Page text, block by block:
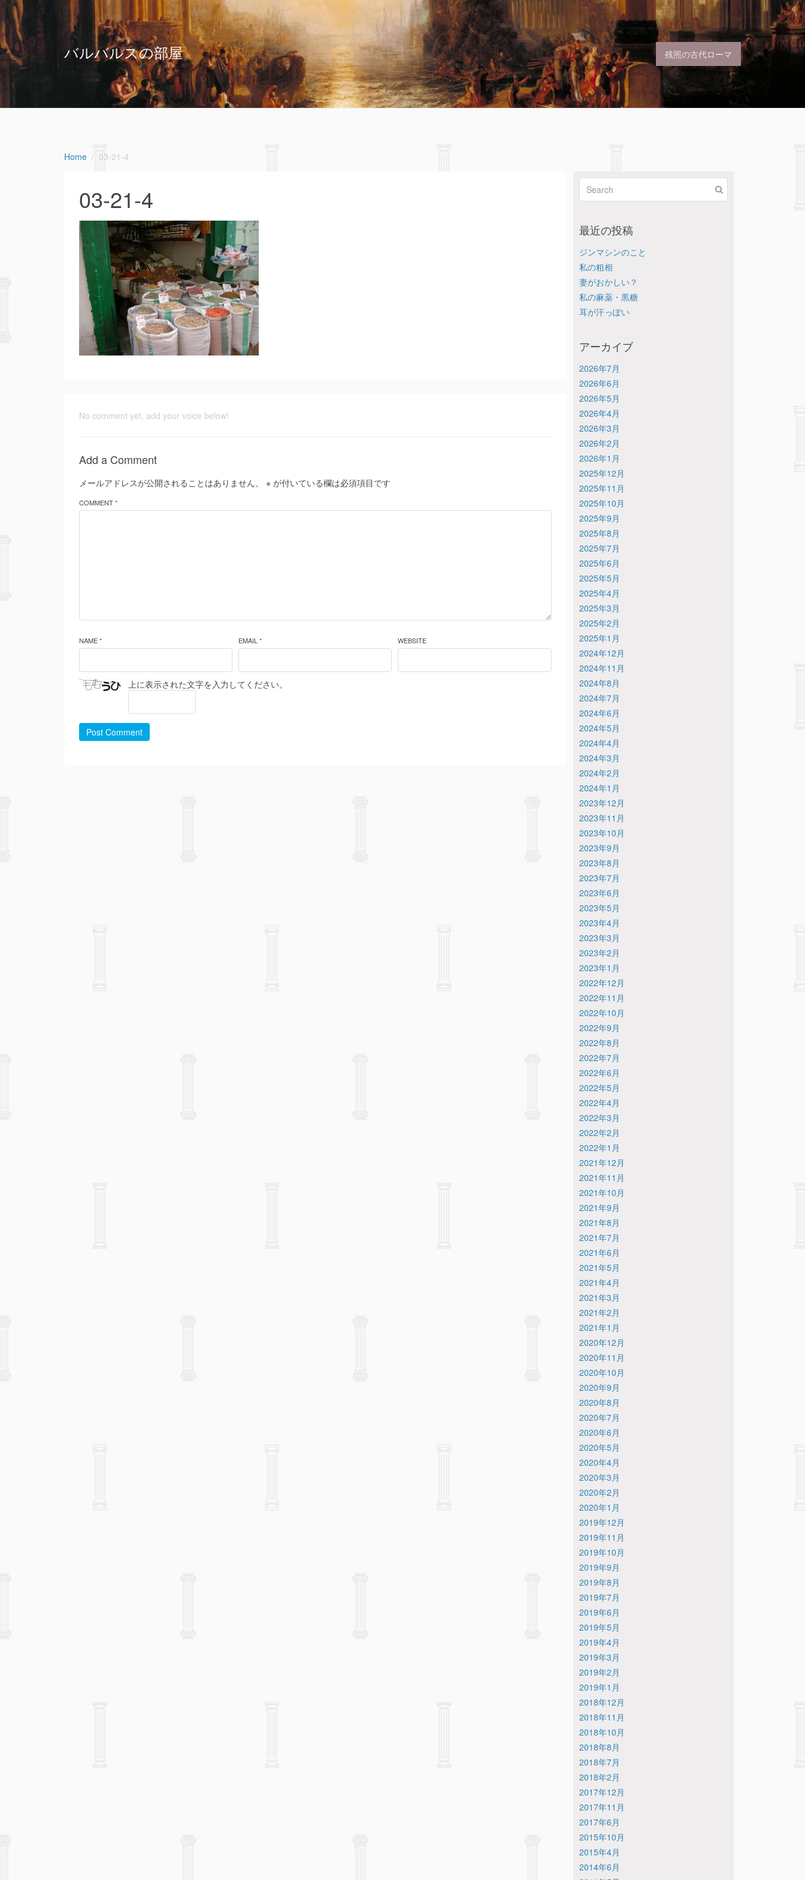
バルバルスの部屋 残照の古代ローマ
Home 03-21-4
03-21-4
No comment yet, add your voice below!
Add a Comment
メールアドレスが公開されることはありません。 ※ が付いている欄は必須項目です
COMMENT *
NAME * EMAIL * WEBSITE
上に表示された文字を入力してください。
Post Comment
最近の投稿
ジンマシンのこと
私の粗相
妻がおかしい？
私の麻薬・黒糖
耳が汗っぽい
アーカイブ
2026年7月
2026年6月
2026年5月
2026年4月
2026年3月
2026年2月
2026年1月
2025年12月
2025年11月
2025年10月
2025年9月
2025年8月
2025年7月
2025年6月
2025年5月
2025年4月
2025年3月
2025年2月
2025年1月
2024年12月
2024年11月
2024年8月
2024年7月
2024年6月
2024年5月
2024年4月
2024年3月
2024年2月
2024年1月
2023年12月
2023年11月
2023年10月
2023年9月
2023年8月
2023年7月
2023年6月
2023年5月
2023年4月
2023年3月
2023年2月
2023年1月
2022年12月
2022年11月
2022年10月
2022年9月
2022年8月
2022年7月
2022年6月
2022年5月
2022年4月
2022年3月
2022年2月
2022年1月
2021年12月
2021年11月
2021年10月
2021年9月
2021年8月
2021年7月
2021年6月
2021年5月
2021年4月
2021年3月
2021年2月
2021年1月
2020年12月
2020年11月
2020年10月
2020年9月
2020年8月
2020年7月
2020年6月
2020年5月
2020年4月
2020年3月
2020年2月
2020年1月
2019年12月
2019年11月
2019年10月
2019年9月
2019年8月
2019年7月
2019年6月
2019年5月
2019年4月
2019年3月
2019年2月
2019年1月
2018年12月
2018年11月
2018年10月
2018年8月
2018年7月
2018年2月
2017年12月
2017年11月
2017年6月
2015年10月
2015年4月
2014年6月